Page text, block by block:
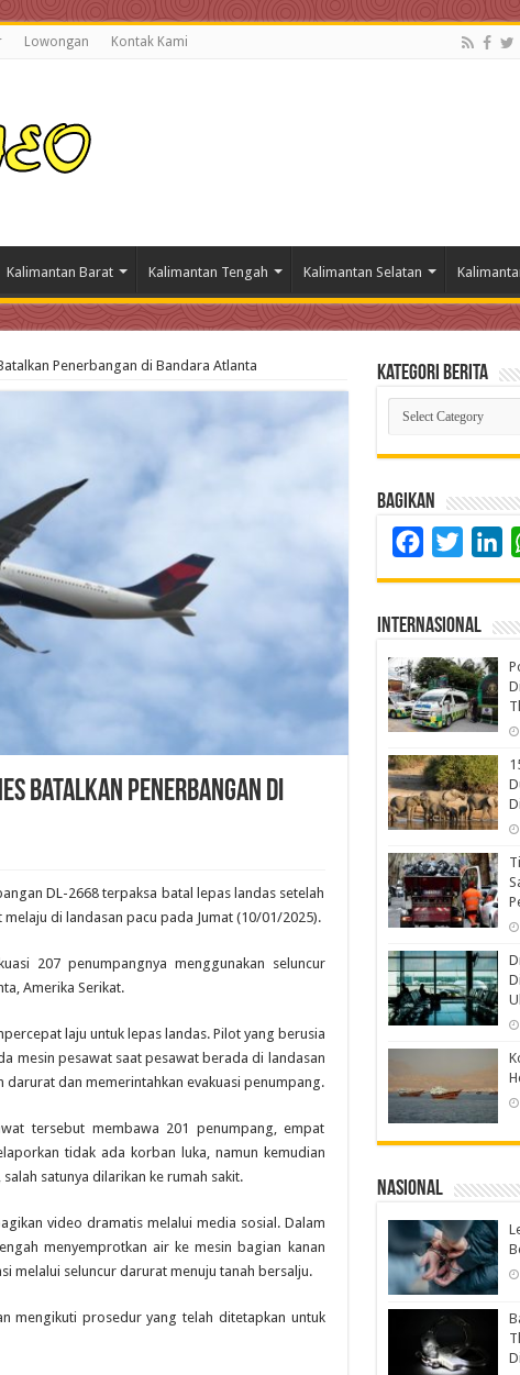
Lowongan Kontak Kami
Kalimantan Barat Kalimantan Tengah Kalimantan Selatan
Penerbangan di Bandara Atlanta
Batalkan Penerbangan di
DL-2668 terpaksa batal lepas landas setelah
di landasan pacu pada Jumat (10/01/2025).
207 penumpangnya menggunakan seluncur
Amerika Serikat.
laju untuk lepas landas. Pilot yang berusia
mesin pesawat saat pesawat berada di landasan
dan memerintahkan evakuasi penumpang.
tersebut membawa 201 penumpang, empat
tidak ada korban luka, namun kemudian
satunya dilarikan ke rumah sakit.
video dramatis melalui media sosial. Dalam
menyemprotkan air ke mesin bagian kanan
melalui seluncur darurat menuju tanah bersalju.
mengikuti prosedur yang telah ditetapkan untuk
Kategori Berita
Kategori
Berita
Bagikan
Facebook
Internasional
Nasional